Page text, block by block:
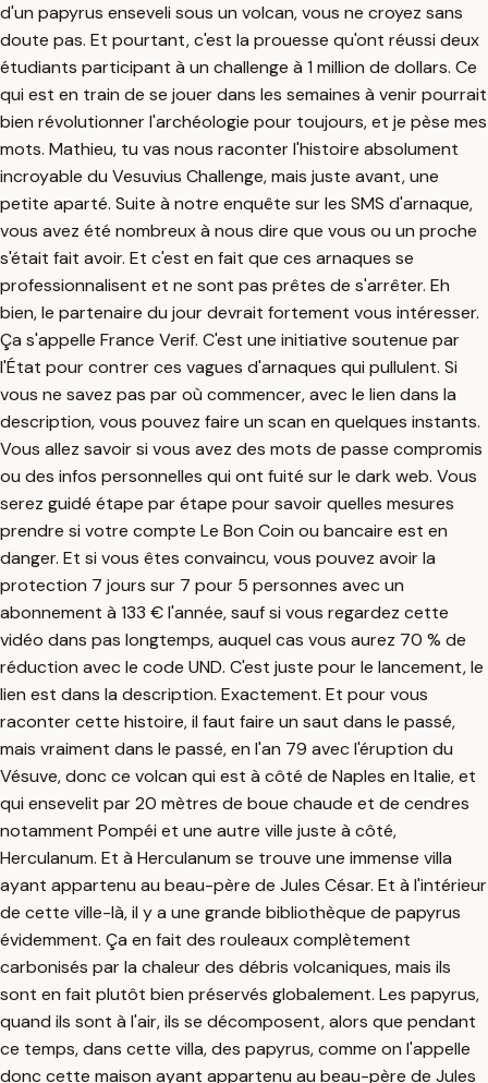
d'un papyrus enseveli sous un volcan, vous ne croyez sans
doute pas. Et pourtant, c'est la prouesse qu'ont réussi deux
étudiants participant à un challenge à 1 million de dollars. Ce
qui est en train de se jouer dans les semaines à venir pourrait
bien révolutionner l'archéologie pour toujours, et je pèse mes
mots. Mathieu, tu vas nous raconter l'histoire absolument
incroyable du Vesuvius Challenge, mais juste avant, une
petite aparté. Suite à notre enquête sur les SMS d'arnaque,
vous avez été nombreux à nous dire que vous ou un proche
s'était fait avoir. Et c'est en fait que ces arnaques se
professionnalisent et ne sont pas prêtes de s'arrêter. Eh
bien, le partenaire du jour devrait fortement vous intéresser.
Ça s'appelle France Verif. C'est une initiative soutenue par
l'État pour contrer ces vagues d'arnaques qui pullulent. Si
vous ne savez pas par où commencer, avec le lien dans la
description, vous pouvez faire un scan en quelques instants.
Vous allez savoir si vous avez des mots de passe compromis
ou des infos personnelles qui ont fuité sur le dark web. Vous
serez guidé étape par étape pour savoir quelles mesures
prendre si votre compte Le Bon Coin ou bancaire est en
danger. Et si vous êtes convaincu, vous pouvez avoir la
protection 7 jours sur 7 pour 5 personnes avec un
abonnement à 133 € l'année, sauf si vous regardez cette
vidéo dans pas longtemps, auquel cas vous aurez 70 % de
réduction avec le code UND. C'est juste pour le lancement, le
lien est dans la description. Exactement. Et pour vous
raconter cette histoire, il faut faire un saut dans le passé,
mais vraiment dans le passé, en l'an 79 avec l'éruption du
Vésuve, donc ce volcan qui est à côté de Naples en Italie, et
qui ensevelit par 20 mètres de boue chaude et de cendres
notamment Pompéi et une autre ville juste à côté,
Herculanum. Et à Herculanum se trouve une immense villa
ayant appartenu au beau-père de Jules César. Et à l'intérieur
de cette ville-là, il y a une grande bibliothèque de papyrus
évidemment. Ça en fait des rouleaux complètement
carbonisés par la chaleur des débris volcaniques, mais ils
sont en fait plutôt bien préservés globalement. Les papyrus,
quand ils sont à l'air, ils se décomposent, alors que pendant
ce temps, dans cette villa, des papyrus, comme on l'appelle
donc cette maison ayant appartenu au beau-père de Jules